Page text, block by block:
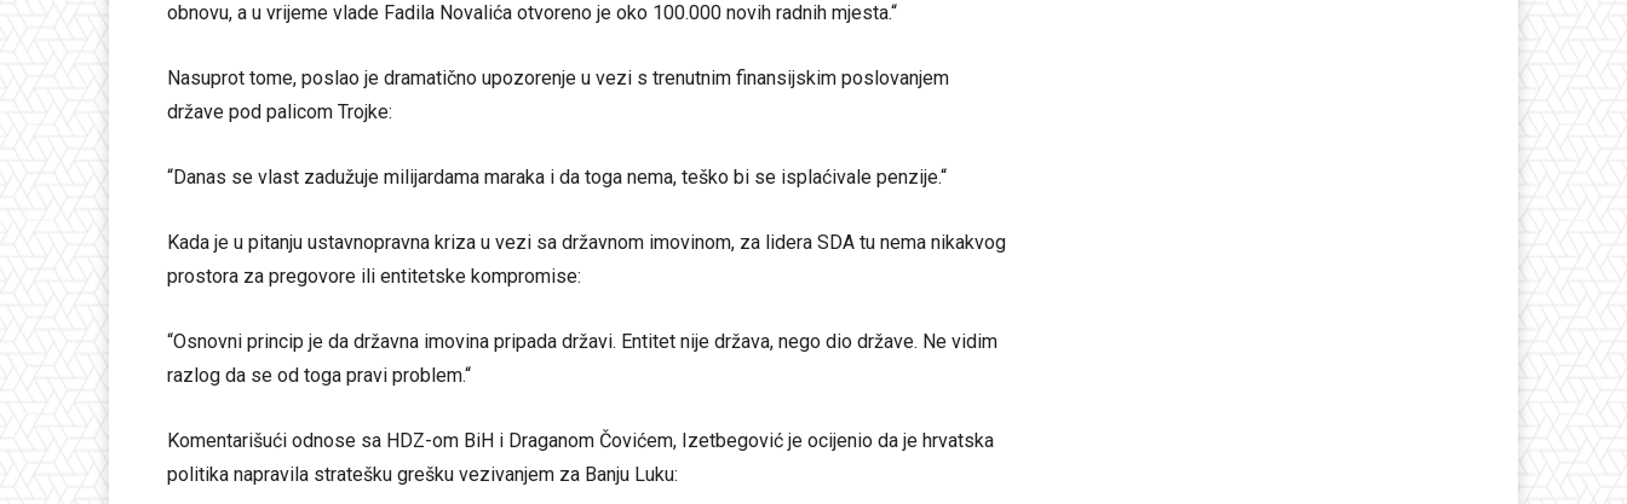
obnovu, a u vrijeme vlade Fadila Novalića otvoreno je oko 100.000 novih radnih mjesta.“
Nasuprot tome, poslao je dramatično upozorenje u vezi s trenutnim finansijskim poslovanjem
države pod palicom Trojke:
“Danas se vlast zadužuje milijardama maraka i da toga nema, teško bi se isplaćivale penzije.“
Kada je u pitanju ustavnopravna kriza u vezi sa državnom imovinom, za lidera SDA tu nema nikakvog
prostora za pregovore ili entitetske kompromise:
“Osnovni princip je da državna imovina pripada državi. Entitet nije država, nego dio države. Ne vidim
razlog da se od toga pravi problem.“
Komentarišući odnose sa HDZ-om BiH i Draganom Čovićem, Izetbegović je ocijenio da je hrvatska
politika napravila stratešku grešku vezivanjem za Banju Luku: